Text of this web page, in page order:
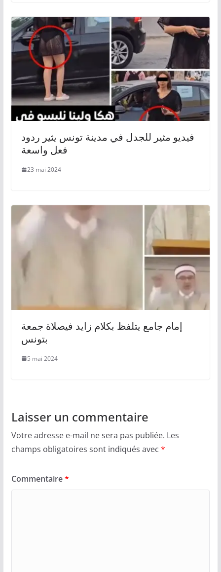
فيديو مثير للجدل في مدينة تونس يثير ردود
فعل واسعة
23 mai 2024
إمام جامع يتلفظ بكلام زايد فيصلاة جمعة
بتونس
5 mai 2024
Laisser un commentaire
Votre adresse e-mail ne sera pas publiée. Les
champs obligatoires sont indiqués avec *
Commentaire*